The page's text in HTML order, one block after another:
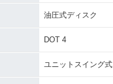
油圧式ディスク
DOT 4
ユニットスイング式